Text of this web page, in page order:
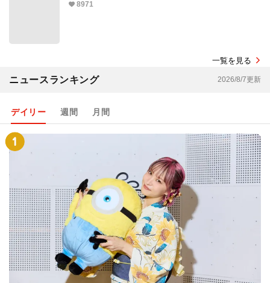
8971
一覧を見る
ニュースランキング 2026/8/7更新
デイリー 週間 月間